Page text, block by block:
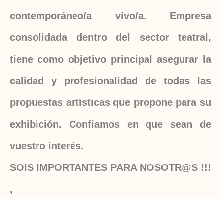
contemporáneo/a vivo/a. Empresa
consolidada dentro del sector teatral,
tiene como objetivo principal asegurar la
calidad y profesionalidad de todas las
propuestas artísticas que propone para su
exhibición. Confiamos en que sean de
vuestro interés.
SOIS IMPORTANTES PARA NOSOTR@S !!!
,